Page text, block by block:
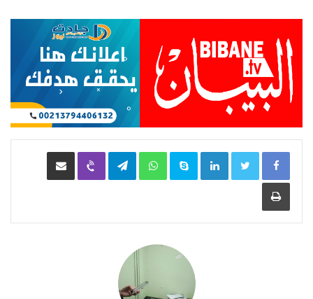
LinkedIn
Skype
WhatsApp
Telegram
Viber مشاركة عبر البريد
طباعة